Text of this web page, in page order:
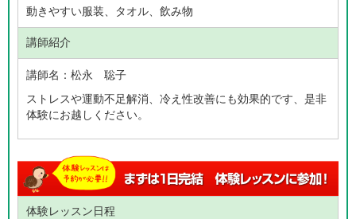
動きやすい服装、タオル、飲み物
講師紹介
講師名： 松永 聡子
ストレスや運動不足解消、冷え性改善にも効果的です、是非
体験にお越しください。
体験レッスン日程